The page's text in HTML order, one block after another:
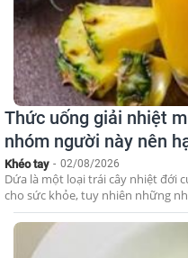
Thức uống giải nhiệt
nhóm người này nên
Khéo tay - 02/08/2026
Dứa là một loại trái cây nhiệt đới
cho sức khỏe, tuy nhiên những